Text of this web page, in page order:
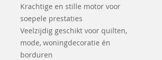
Krachtige en stille motor voor
soepele prestaties
Veelzijdig geschikt voor quilten,
mode, woningdecoratie én
borduren